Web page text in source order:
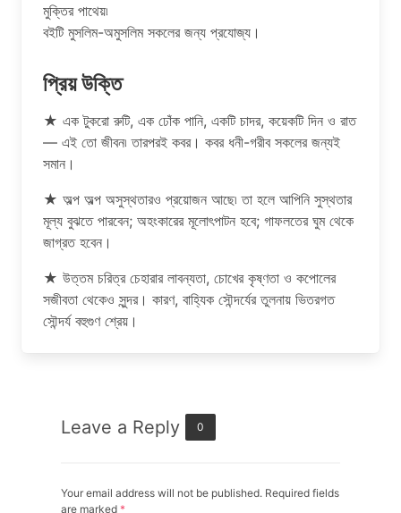
মুক্তির পাথেয়৷
বইটি মুসলিম-অমুসলিম সকলের জন্য প্রযোজ্য।
প্রিয় উক্তি
★ এক টুকরো রুটি, এক ঢোঁক পানি, একটি চাদর, কয়েকটি দিন ও রাত
— এই তো জীবন৷ তারপরই কবর। কবর ধনী-গরীব সকলের জন্যই
সমান।
★ অল্প অল্প অসুস্থতারও প্রয়োজন আছে৷ তা হলে আপিনি সুস্থতার
মূল্য বুঝতে পারবেন; অহংকারের মূলোৎপাটন হবে; গাফলতের ঘুম থেকে
জাগ্রত হবেন।
★ উত্তম চরিত্র চেহারার লাবন্যতা, চোখের কৃষ্ণতা ও কপোলের
সজীবতা থেকেও সুন্দর। কারণ, বাহ্যিক সৌন্দর্যের তুলনায় ভিতরগত
সৌন্দর্য বহুগুণ শ্রেয়।
Leave a Reply 0
Your email address will not be published. Required fields
are marked *